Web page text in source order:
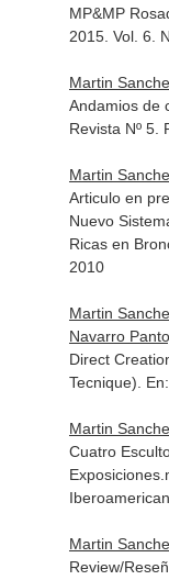
MP&MP
2015. Vol. 6.
Martin
Andamios de
Revista Nº 5.
Martin
Articulo en
Nuevo
Ricas en
2010
Martin
Navarro
Direct
Tecnique).
Martin
Cuatro
Martin
Review/